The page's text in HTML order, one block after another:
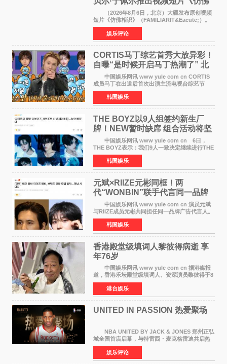
相识》
（2026年8月6日，北京）大疆发布原创视频
短片《仿佛相识》（FAMILIARIT&Eacute;）。
视频短片由戛纳国际电影节最佳女演员伊莎贝尔·
于佩尔（Isabelle Huppert）主演，全程使用大
疆首款双主摄口
娱乐评论
CORTIS马丁综艺首秀大放异彩！
自曝“是时候开启马丁热潮了” 北
美巡演火热进行中
中国娱乐网讯 www yule com cn CORTIS
成员马丁在出道后首次出演主流电视台综艺节
目，展现了多才多艺的魅力。 马丁出演了5日
播出的MBC《Radio Star》Fashion与Passion
之间，I&lsquo;m
韩国娱乐
THE BOYZ以9人组签约新生厂
牌！NEW暂时缺席 组合活动将坚
定不移继续
中国娱乐网讯 www yule com cn 6日，
THE BOYZ表示：我们9人一致决定继续进行THE
BOYZ组合活动，并且已经完成了组合团体活动
签约。目前正在新生厂牌下进行活动准备。尚未
离开THE BOYZ原所
韩国娱乐
元斌×RIIZE元彬同框！两
代“WONBIN”联手代言同一品牌
颜值天花板合体
中国娱乐网讯 www yule com cn 演员元斌
与RIIZE成员元彬共同担任同一品牌广告代言人。
6日据独家报道，继演员元斌之后，RIIZE元彬最
近也被选为某在线中介平台A公司的共同广告代言
人，两人将作
韩国娱乐
香港殿堂级填词人黎彼得病逝 享
年76岁​
中国娱乐网讯 www yule com cn 据港媒报
道，香港乐坛殿堂级填词人、资深演员黎彼得于8
月5日上午因病离世，终年76岁。好友钟志光透
露，黎彼得今年3月中风后便卧床休养，身体机能
持续衰退，最
港台娱乐
UNITED IN PASSION 热爱聚场
NBA UNITED BY JACK & JONES 郑州正弘
城全国首店启幕，与特雷西・麦克格雷迪共启热
爱 2026 年7 月21 日，
NBAUNITEDBYJACK&JONES 全国首店，于郑
州正弘城正式启幕。NBA 传奇球星
娱乐评论